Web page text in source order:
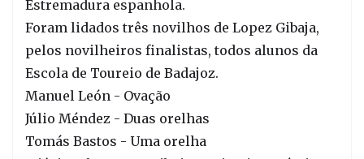
Estremadura espanhola.
Foram lidados três novilhos de Lopez Gibaja,
pelos novilheiros finalistas, todos alunos da
Escola de Toureio de Badajoz.
Manuel León - Ovação
Júlio Méndez - Duas orelhas
Tomás Bastos - Uma orelha